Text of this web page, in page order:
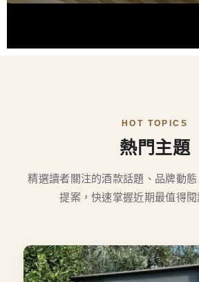
HOT TOPICS
熱門主題
精選讀者關注的酒款話題、品牌動
提案，快速掌握近期最值得閱